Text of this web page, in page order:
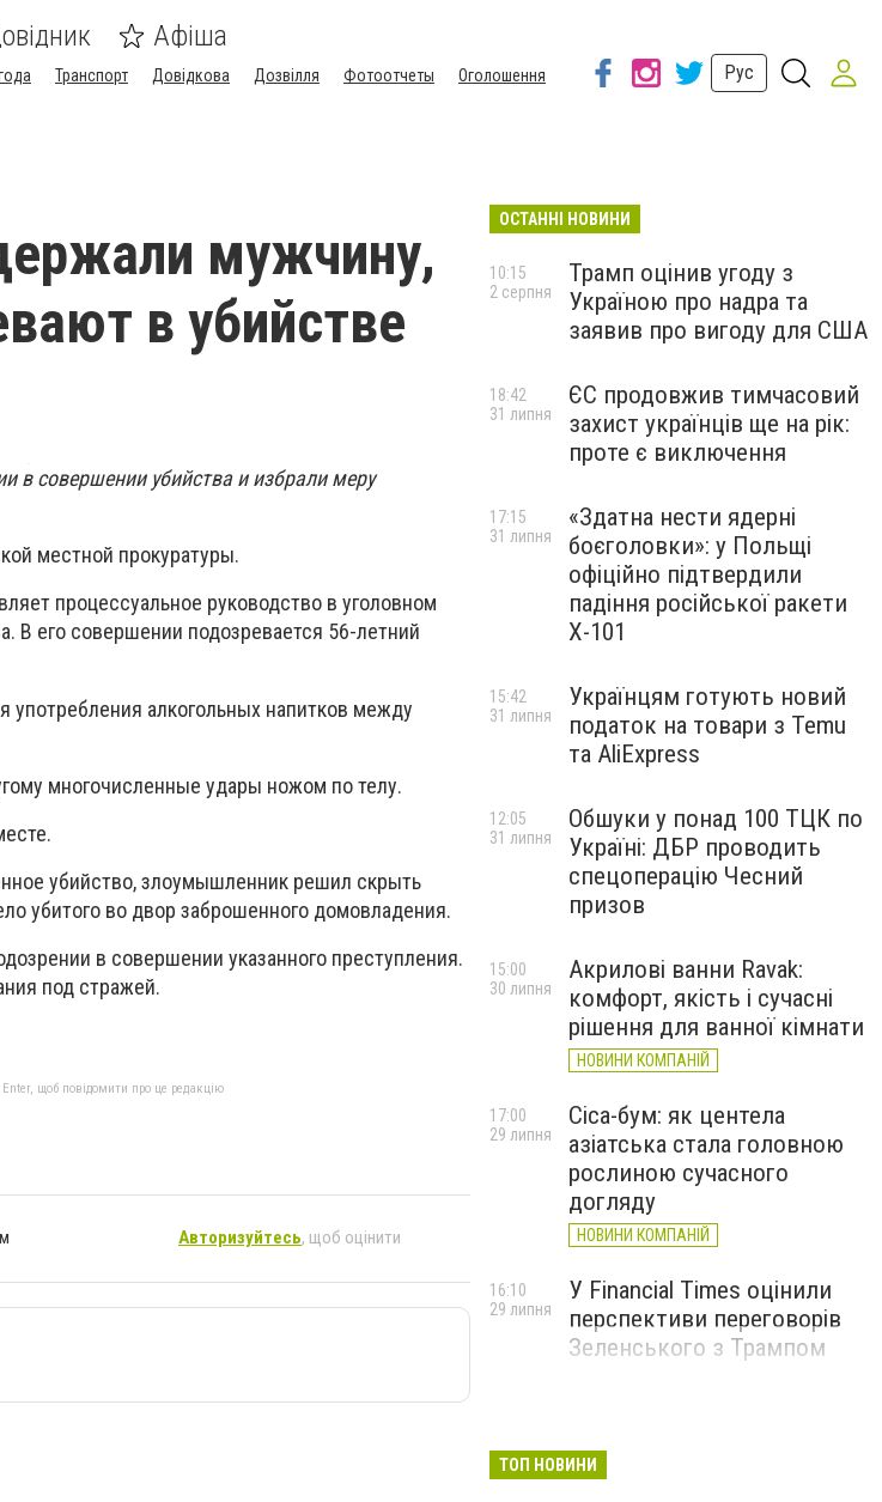
Афіша
Транспорт Довідкова Дозвілля Фотоотчеты
Оголошення
Рус
мужчину,
в убийстве
в совершении убийства и избрали меру
местной прокуратуры.
процессуальное руководство в уголовном
В его совершении подозревается 56-летний
употребления алкогольных напитков между
многочисленные удары ножом по телу.
убийство, злоумышленник решил скрыть
убитого во двор заброшенного домовладения.
в совершении указанного преступления.
под стражей.
щоб повідомити про це редакцію
Авторизуйтесь, щоб оцінити
ОСТАННІ НОВИНИ
Трамп оцінив угоду з
Україною про надра та
заявив про вигоду для США
10:15
2 серпня
ЄС продовжив тимчасовий
захист українців ще на рік:
проте є виключення
18:42
31 липня
«Здатна нести ядерні
боєголовки»: у Польщі
офіційно підтвердили
падіння російської ракети
Х-101
17:15
31 липня
Українцям готують новий
податок на товари з Temu
та AliExpress
15:42
31 липня
Обшуки у понад 100 ТЦК по
Україні: ДБР проводить
спецоперацію Чесний
призов
12:05
31 липня
Акрилові ванни Ravak:
комфорт, якість і сучасні
рішення для ванної кімнати
НОВИНИ КОМПАНІЙ
15:00
30 липня
Cica-бум: як центела
азіатська стала головною
рослиною сучасного
догляду
НОВИНИ КОМПАНІЙ
17:00
29 липня
У Financial Times оцінили
перспективи переговорів
Зеленського з Трампом
16:10
29 липня
ТОП НОВИНИ